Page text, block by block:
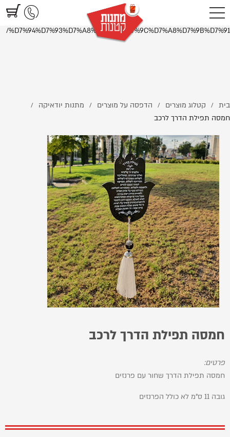
https://www.littlegifts.co.il/%D7%97%D7%9E%D7%A1%D7%94-
%D7%AA%D7%A4%D7%99%D7%9C%D7%AA-
%D7%94%D7%93%D7%A8%D7%9A-%D7%9C%D7%A8%D7%9B%D7%91/
בית / קטלוג מוצרים / הדפסה על מוצרים / מתנות יודאיקה /
חמסה תפילת הדרך לרכב
חמסה תפילת הדרך לרכב
פרטים:
חמסה תפילת הדרך שחור עם פרנזים
גובה 11 ס"מ לא כולל הפרנזים